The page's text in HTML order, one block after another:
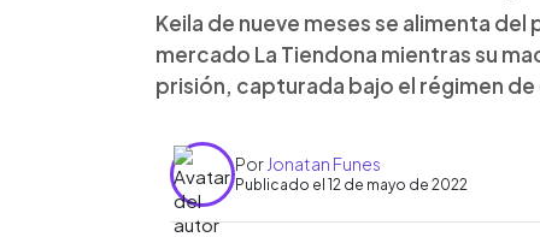
Keila de nueve meses se alimenta
mercado La Tiendona mientras su
prisión, capturada bajo el régimen
Por Jonatan Funes
Publicado el 12 de mayo de 2022